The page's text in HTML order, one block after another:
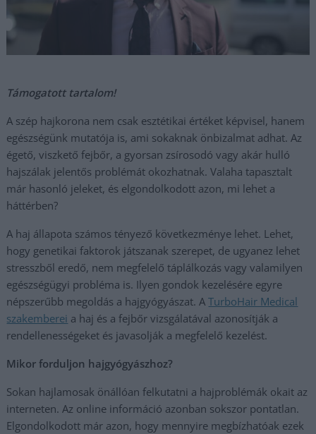
Támogatott tartalom!
A szép hajkorona nem csak esztétikai értéket képvisel, hanem
egészségünk mutatója is, ami sokaknak önbizalmat adhat. Az
égető, viszkető fejbőr, a gyorsan zsírosodó vagy akár hulló
hajszálak jelentős problémát okozhatnak. Valaha tapasztalt
már hasonló jeleket, és elgondolkodott azon, mi lehet a
háttérben?
A haj állapota számos tényező következménye lehet. Lehet,
hogy genetikai faktorok játszanak szerepet, de ugyanez lehet
stresszből eredő, nem megfelelő táplálkozás vagy valamilyen
egészségügyi probléma is. Ilyen gondok kezelésére egyre
népszerűbb megoldás a hajgyógyászat. ATurboHair Medical
szakemberei a haj és a fejbőr vizsgálatával azonosítják a
rendellenességeket és javasolják a megfelelő kezelést.
Mikor forduljon hajgyógyászhoz?
Sokan hajlamosak önállóan felkutatni a hajproblémák okait az
interneten. Az online információ azonban sokszor pontatlan.
Elgondolkodott már azon, hogy mennyire megbízhatóak ezek